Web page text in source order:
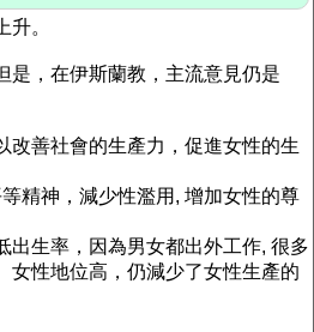
。
是，在伊斯蘭教，主流意見仍是
改善社會的生產力，促進女性的生
精神，減少性濫用, 增加女性的尊
出生率，因為男女都出外工作, 很多
女性地位高，仍減少了女性生產的